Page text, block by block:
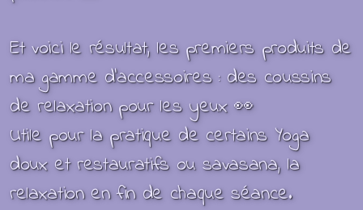
Et voici le résultat, les premiers produits de
ma gamme d'accessoires : des coussins
de relaxation pour les yeux 👀
Utile pour la pratique de certains Yoga
doux et restauratifs ou savasana, la
relaxation en fin de chaque séance.